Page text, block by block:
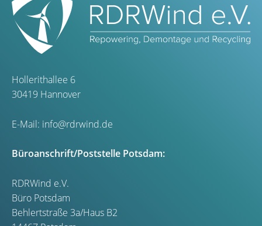
Hollerithallee 6
30419 Hannover
E-Mail: info@rdrwind.de
Büroanschrift/Poststelle Potsdam:
RDRWind e.V.
Büro Potsdam
Behlertstraße 3a/Haus B2